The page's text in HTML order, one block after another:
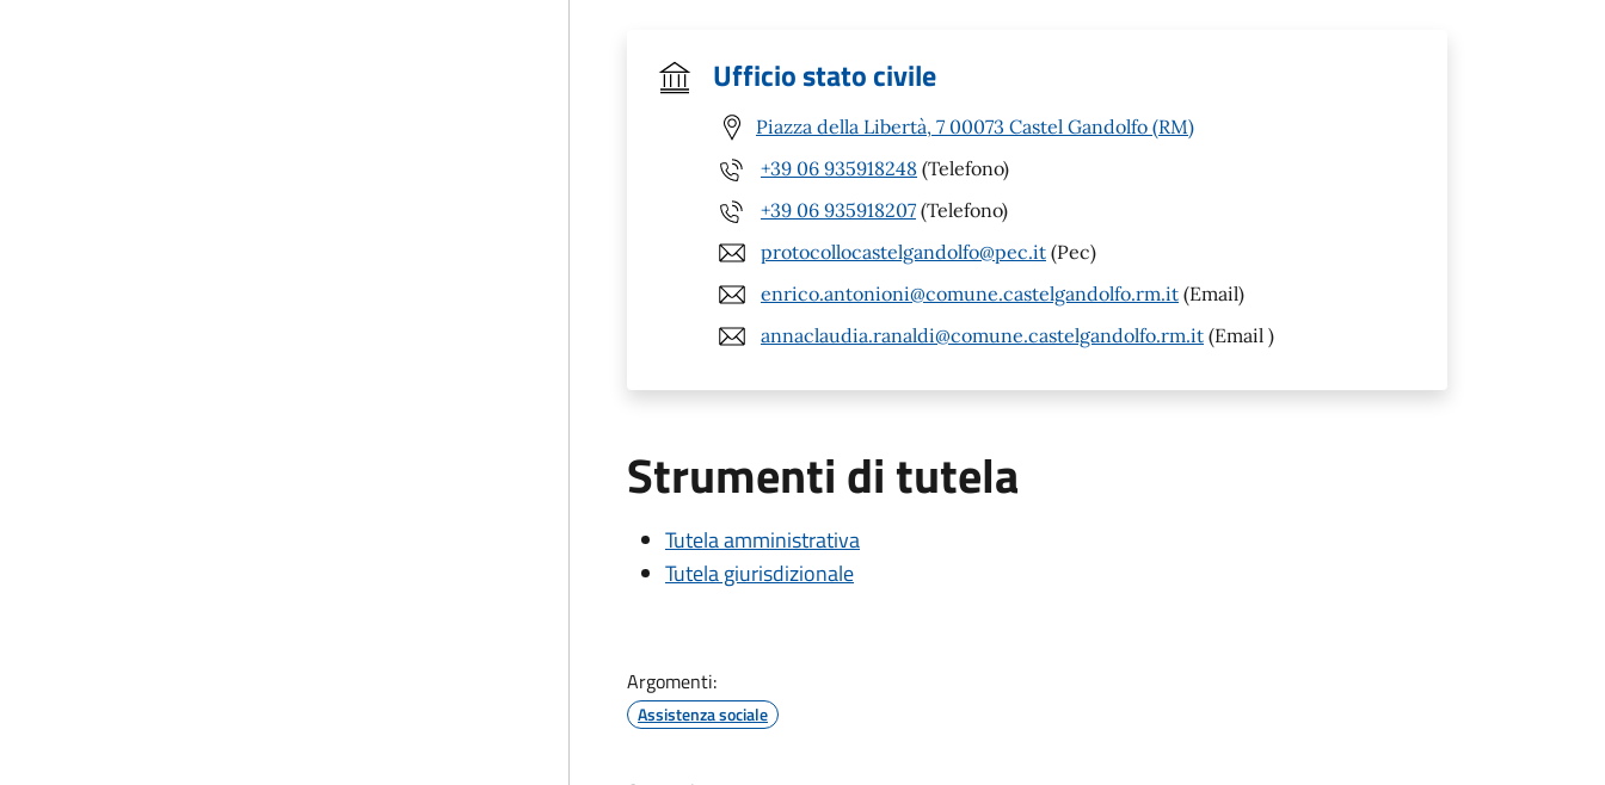
Ufficio stato civile
Piazza della Libertà, 7 00073 Castel Gandolfo (RM)
+39 06 935918248 (Telefono)
+39 06 935918207 (Telefono)
protocollocastelgandolfo@pec.it (Pec)
enrico.antonioni@comune.castelgandolfo.rm.it (Email)
annaclaudia.ranaldi@comune.castelgandolfo.rm.it (Email )
Strumenti di tutela
Tutela amministrativa
Tutela giurisdizionale
Argomenti:
Assistenza sociale